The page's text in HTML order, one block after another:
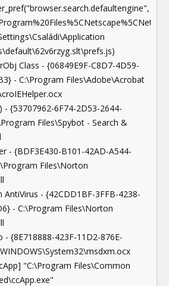
Class - {06849E9F-C8D7-4D59-
- C:\Program Files\Adobe\Acrobat
- {53707962-6F74-2D53-2644-
Files\Spybot - Search &
- {BDF3E430-B101-42AD-A544-
Files\Norton
- {42CDD1BF-3FFB-4238-
- C:\Program Files\Norton
- {8E718888-423F-11D2-876E-
"C:\Program Files\Common